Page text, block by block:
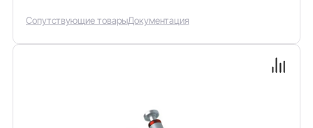
Сопутствующие товарыДокументация